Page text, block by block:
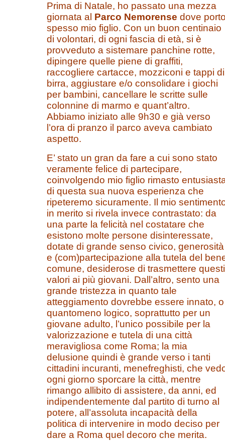
Prima di Natale, ho passato una mezza
giornata al Parco Nemorense dove
spesso mio figlio. Con un buon centinaio
di volontari, di ogni fascia di età, si è
provveduto a sistemare panchine rotte,
dipingere quelle piene di graffiti,
raccogliere cartacce, mozziconi e tappi di
birra, aggiustare e/o consolidare i giochi
per bambini, cancellare le scritte sulle
colonnine di marmo e quant’altro.
Abbiamo iniziato alle 9h30 e già verso
l’ora di pranzo il parco aveva cambiato
aspetto.
E’ stato un gran da fare a cui sono stato
veramente felice di partecipare,
coinvolgendo mio figlio rimasto
di questa sua nuova esperienza che
ripeteremo sicuramente. Il mio
in merito si rivela invece contrastato: da
una parte la felicità nel costatare che
esistono molte persone disinteressate,
dotate di grande senso civico, generosità
e (com)partecipazione alla tutela del
comune, desiderose di trasmettere questi
valori ai più giovani. Dall’altro, sento una
grande tristezza in quanto tale
atteggiamento dovrebbe essere innato, o
quantomeno logico, soprattutto per un
giovane adulto, l’unico possibile per la
valorizzazione e tutela di una città
meravigliosa come Roma; la mia
delusione quindi è grande verso i tanti
cittadini incuranti, menefreghisti, che
ogni giorno sporcare la città, mentre
rimango allibito di assistere, da anni, ed
indipendentemente dal partito di turno al
potere, all’assoluta incapacità della
politica di intervenire in modo deciso per
dare a Roma quel decoro che merita.